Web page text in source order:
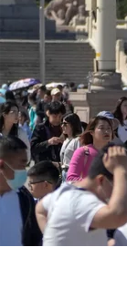
veranstaltungen
shop
fragen & hilfe
unterstützen
abo
genossenschaft